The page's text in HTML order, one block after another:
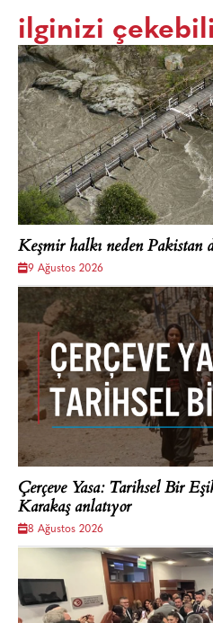
ilginizi
Keşmir halkı neden Pakistan
9 Ağustos 2026
Çerçeve Yasa: Tarihsel Bir
Karakaş anlatıyor
8 Ağustos 2026